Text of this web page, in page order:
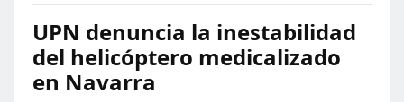
UPN denuncia la inestabilidad
del helicóptero medicalizado
en Navarra